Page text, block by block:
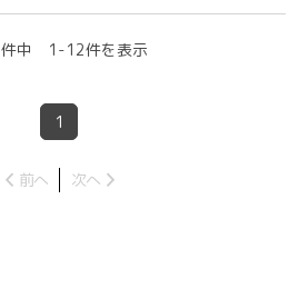
件中 1-12件を表示
1
前へ 次へ